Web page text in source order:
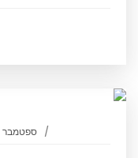
ספטמבר 16, 2020